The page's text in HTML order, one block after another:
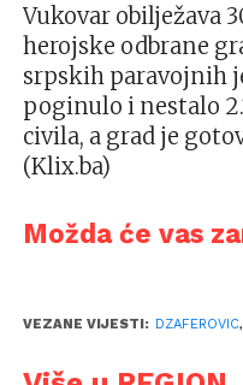
Vukovar obilježava
herojske odbrane
srpskih paravojnih
poginulo i nestalo
civila, a grad je
(Klix.ba)
Možda će vas
VEZANE VIJESTI: DZAFEROVIC,